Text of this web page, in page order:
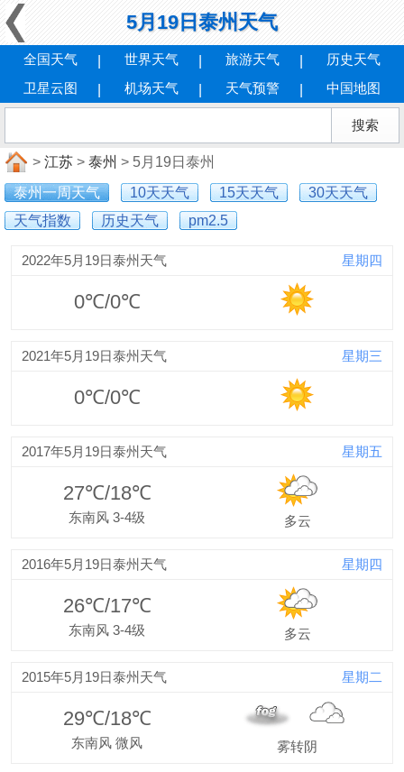
5月19日泰州天气
全国天气 世界天气 旅游天气
历史天气
卫星云图
机场天气 天气预警 中国地图
> 江苏 > 泰州 > 5月19日泰州
泰州一周天气
10天天气 15天天气
30天天气
天气指数
历史天气 pm2.5
2022年5月19日泰州天气 星期四
0℃/0℃
2021年5月19日泰州天气 星期三
0℃/0℃
2017年5月19日泰州天气 星期五
27℃/18℃
东南风 3-4级 多云
2016年5月19日泰州天气 星期四
26℃/17℃
东南风 3-4级 多云
2015年5月19日泰州天气 星期二
29℃/18℃
东南风 微风 雾转阴